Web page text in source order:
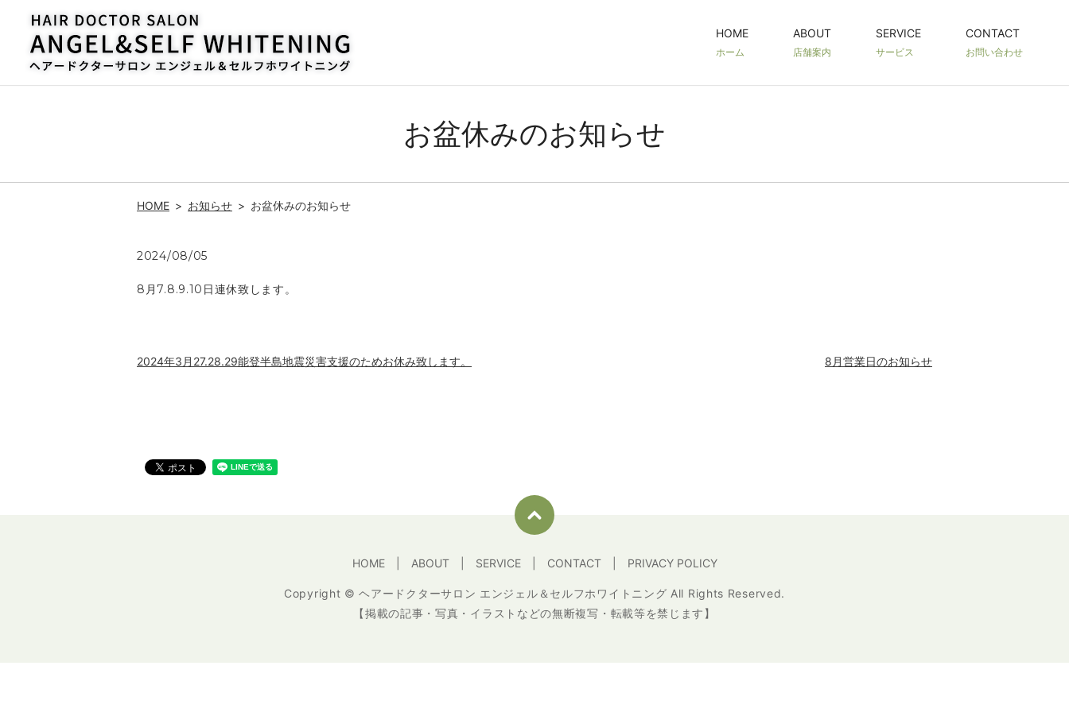
HOME
ホーム
ABOUT
店舗案内
SERVICE
サービス
CONTACT
お問い合わせ
お盆休みのお知らせ
HOME お知らせ お盆休みのお知らせ
2024/08/05
8月7.8.9.10日連休致します。
2024年3月27.28.29能登半島地震災害支援のためお休み致します。 8月営業日のお知らせ
HOME ABOUT SERVICE CONTACT PRIVACY POLICY
Copyright © ヘアードクターサロン エンジェル＆セルフホワイトニング All Rights Reserved.
【掲載の記事・写真・イラストなどの無断複写・転載等を禁じます】